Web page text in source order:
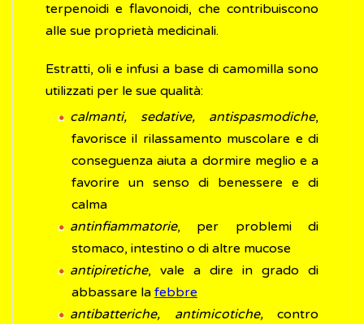
terpenoidi e flavonoidi, che contribuiscono
alle sue proprietà medicinali.
Estratti, oli e infusi a base di camomilla sono
utilizzati per le sue qualità:
calmanti, sedative, antispasmodiche,
favorisce il rilassamento muscolare e di
conseguenza aiuta a dormire meglio e a
favorire un senso di benessere e di
calma
antinfiammatorie, per problemi di
stomaco, intestino o di altre mucose
antipiretiche, vale a dire in grado di
abbassare la febbre
antibatteriche, antimicotiche, contro